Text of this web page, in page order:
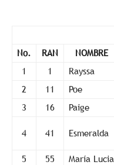
No.
RAN NOMBRE
1
1 Rayssa
2
11 Poe
3
16 Paige
4 41 Esmeralda
5 55 María Lucia